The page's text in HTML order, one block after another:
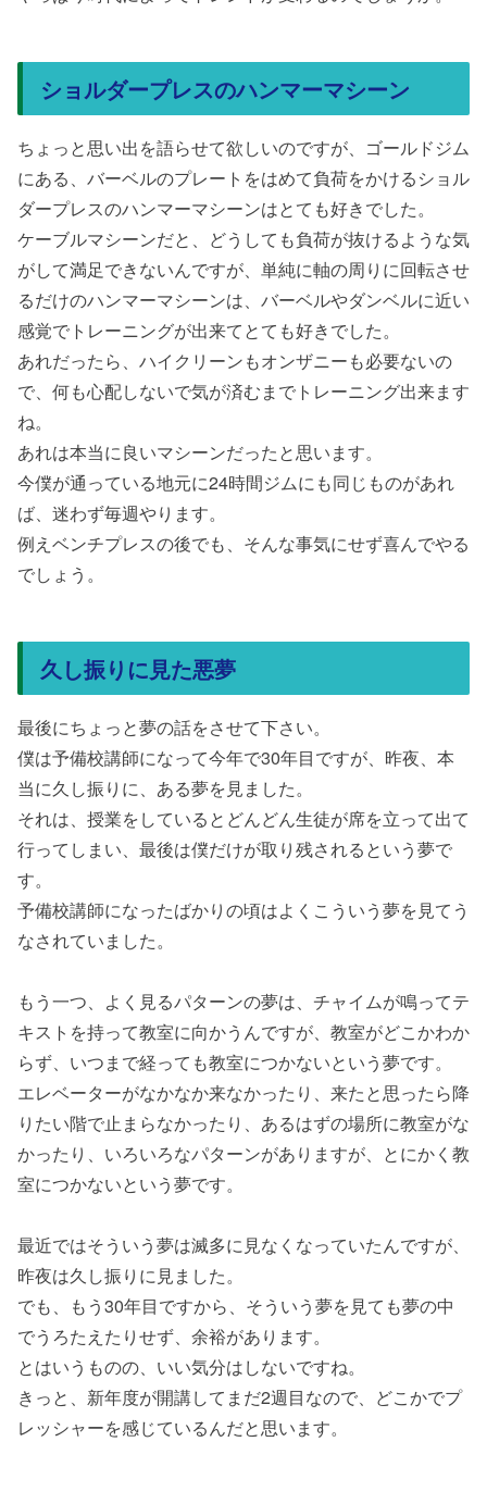
ショルダープレスのハンマーマシーン
ちょっと思い出を語らせて欲しいのですが、ゴールドジム
にある、バーベルのプレートをはめて負荷をかけるショル
ダープレスのハンマーマシーンはとても好きでした。
ケーブルマシーンだと、どうしても負荷が抜けるような気
がして満足できないんですが、単純に軸の周りに回転させ
るだけのハンマーマシーンは、バーベルやダンベルに近い
感覚でトレーニングが出来てとても好きでした。
あれだったら、ハイクリーンもオンザニーも必要ないの
で、何も心配しないで気が済むまでトレーニング出来ます
ね。
あれは本当に良いマシーンだったと思います。
今僕が通っている地元に24時間ジムにも同じものがあれ
ば、迷わず毎週やります。
例えベンチプレスの後でも、そんな事気にせず喜んでやる
でしょう。
久し振りに見た悪夢
最後にちょっと夢の話をさせて下さい。
僕は予備校講師になって今年で30年目ですが、昨夜、本
当に久し振りに、ある夢を見ました。
それは、授業をしているとどんどん生徒が席を立って出て
行ってしまい、最後は僕だけが取り残されるという夢で
す。
予備校講師になったばかりの頃はよくこういう夢を見てう
なされていました。
もう一つ、よく見るパターンの夢は、チャイムが鳴ってテ
キストを持って教室に向かうんですが、教室がどこかわか
らず、いつまで経っても教室につかないという夢です。
エレベーターがなかなか来なかったり、来たと思ったら降
りたい階で止まらなかったり、あるはずの場所に教室がな
かったり、いろいろなパターンがありますが、とにかく教
室につかないという夢です。
最近ではそういう夢は滅多に見なくなっていたんですが、
昨夜は久し振りに見ました。
でも、もう30年目ですから、そういう夢を見ても夢の中
でうろたえたりせず、余裕があります。
とはいうものの、いい気分はしないですね。
きっと、新年度が開講してまだ2週目なので、どこかでプ
レッシャーを感じているんだと思います。